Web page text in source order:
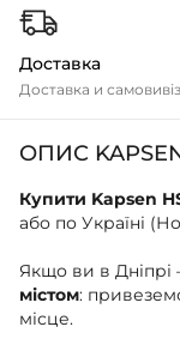
Доставка
Доставка и самовивіз
ОПИС
Купити Kapsen
або по Україні
Якщо ви в
містом:
місце.